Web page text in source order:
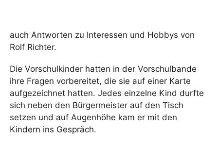
auch Antworten zu Interessen und Hobbys von
Rolf Richter.
Die Vorschulkinder hatten in der Vorschulbande
ihre Fragen vorbereitet, die sie auf einer Karte
aufgezeichnet hatten. Jedes einzelne Kind durfte
sich neben den Bürgermeister auf den Tisch
setzen und auf Augenhöhe kam er mit den
Kindern ins Gespräch.